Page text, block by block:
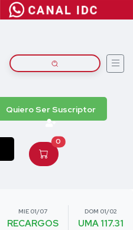
Quiero Ser Suscriptor
0
MIE 01/07
RECARGOS
DOM 01/02
UMA 117.31